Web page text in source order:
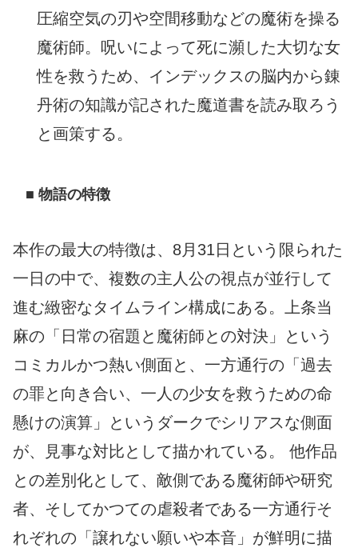
圧縮空気の刃や空間移動などの魔術を操る
魔術師。呪いによって死に瀕した大切な女
性を救うため、インデックスの脳内から錬
丹術の知識が記された魔道書を読み取ろう
と画策する。
■ 物語の特徴
本作の最大の特徴は、8月31日という限られた
一日の中で、複数の主人公の視点が並行して
進む緻密なタイムライン構成にある。上条当
麻の「日常の宿題と魔術師との対決」という
コミカルかつ熱い側面と、一方通行の「過去
の罪と向き合い、一人の少女を救うための命
懸けの演算」というダークでシリアスな側面
が、見事な対比として描かれている。 他作品
との差別化として、敵側である魔術師や研究
者、そしてかつての虐殺者である一方通行そ
れぞれの「譲れない願いや本音」が鮮明に描